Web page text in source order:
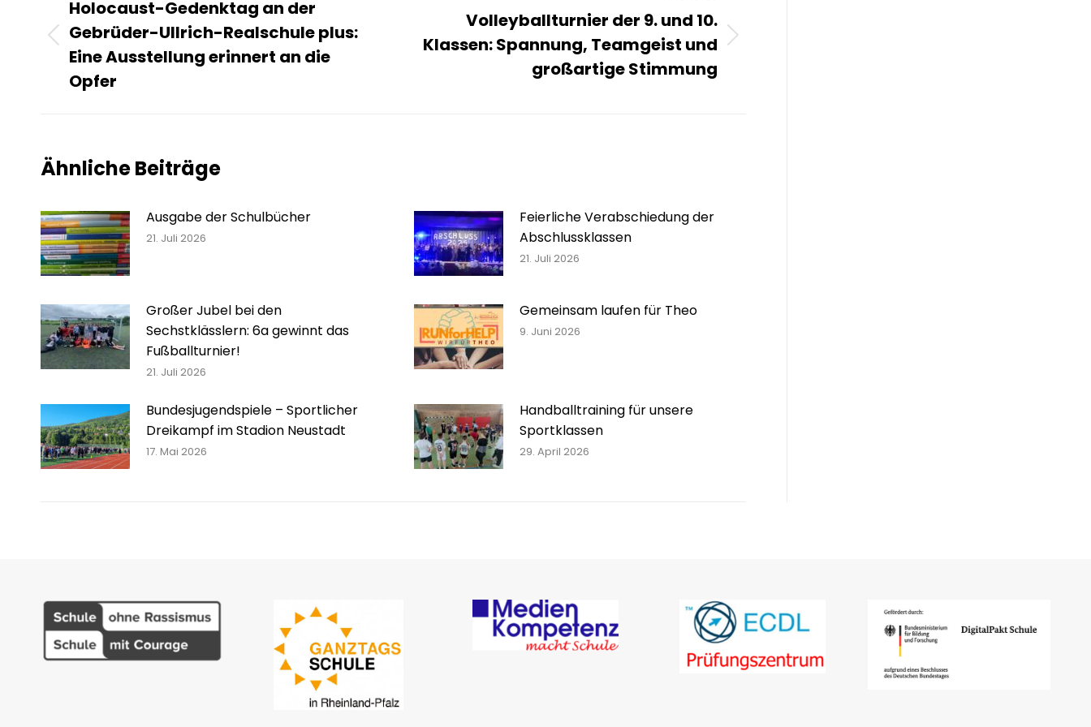
Vorheriger
Beitrag:
Holocaust-Gedenktag an der
Gebrüder-Ullrich-Realschule plus:
Eine Ausstellung erinnert an die
Opfer
Nächster
Volleyballturnier der 9. und 10.
Klassen: Spannung, Teamgeist und
großartige Stimmung
Ähnliche Beiträge
Ausgabe der Schulbücher
21. Juli 2026
Feierliche Verabschiedung der
Abschlussklassen
21. Juli 2026
Großer Jubel bei den
Sechstklässlern: 6a gewinnt das
Fußballturnier!
21. Juli 2026
Gemeinsam laufen für Theo
9. Juni 2026
Bundesjugendspiele – Sportlicher
Dreikampf im Stadion Neustadt
17. Mai 2026
Handballtraining für unsere
Sportklassen
29. April 2026